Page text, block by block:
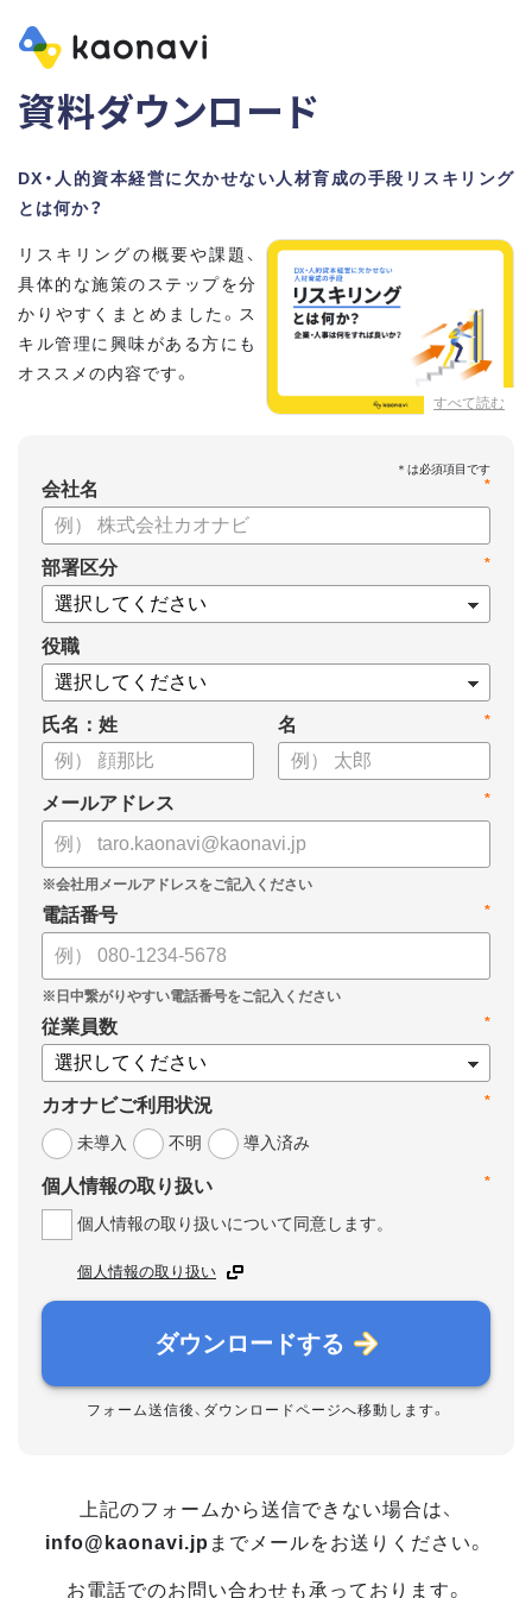
資料ダウンロード
DX・人的資本経営に欠かせない人材育成の手段リスキリング
とは何か？
すべて読む
リスキリングの概要や課題、
具体的な施策のステップを分
かりやすくまとめました。ス
キル管理に興味がある方にも
オススメの内容です。
・リスキリングに取り組むメリット
・リスキリングの問題とその解決方法
*
会社名
*
部署区分
役職
氏名：姓 *
名
*
メールアドレス
*
電話番号
*
従業員数
*
カオナビご利用状況
未導入
不明 導入済み
*
個人情報の取り扱い
個人情報の取り扱いについて同意します。
個人情報の取り扱い
ダウンロードする
フォーム送信後、ダウンロードページへ移動します。
上記のフォームから送信できない場合は、
info@kaonavi.jp までメールをお送りください。
お電話でのお問い合わせも承っております。